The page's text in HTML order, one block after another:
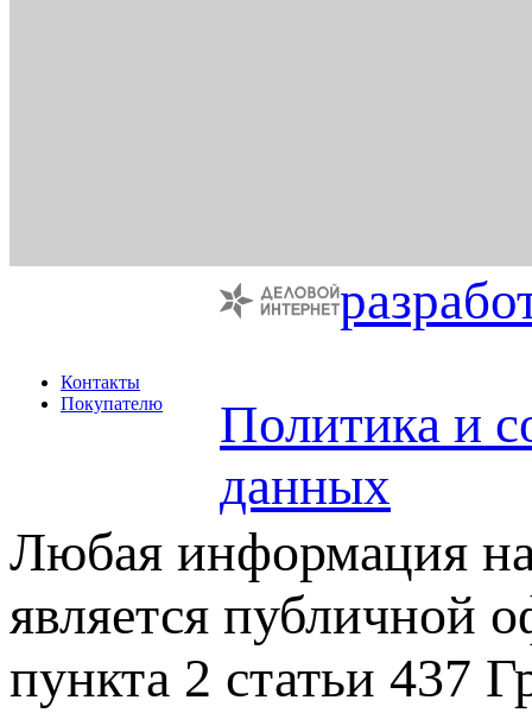
Контакты
Покупателю
Политика и
данных
Любая информация на
является публичной
пункта 2 статьи 437